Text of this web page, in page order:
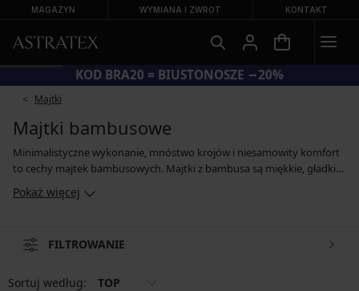
MAGAZYN WYMIANA I ZWROT KONTAKT
KOD BRA20 = BIUSTONOSZE −20%
Majtki
Majtki bambusowe
Minimalistyczne wykonanie, mnóstwo krojów i niesamowity komfort
to cechy majtek bambusowych. Majtki z bambusa są miękkie, gładkie i
elastyczne oraz doskonale dopasowują się do ciała, więc stają się
oczywistym synonimem komfortu. Materiał z domieszką wiskozy
zaś to, że majtki bambusowe są ekologiczne i przyjazne środowisku.
naszej ofercie znajdziesz majtki o klasycznym kroju, bambusowe
Pokaż więcej
FILTROWANIE
Sortuj według: TOP